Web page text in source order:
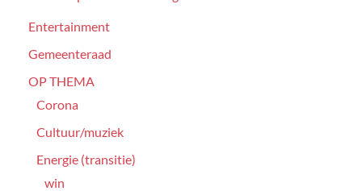
Entertainment
Gemeenteraad
OP THEMA
Corona
Cultuur/muziek
Energie (transitie)
win